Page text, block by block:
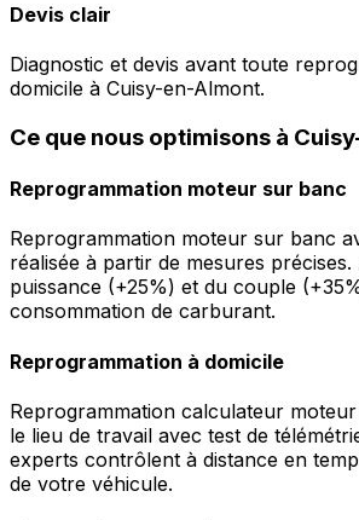
Devis clair
Diagnostic et devis avant toute
domicile à Cuisy-en-Almont.
Ce que nous optimisons à
Reprogrammation moteur sur banc
Reprogrammation moteur sur banc
réalisée à partir de mesures
puissance (+25%) et du couple
consommation de carburant.
Reprogrammation à domicile
Reprogrammation calculateur
le lieu de travail avec test de
experts contrôlent à distance en
de votre véhicule.